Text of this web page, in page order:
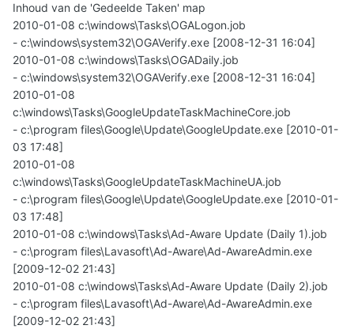
Inhoud van de 'Gedeelde Taken' map
2010-01-08 c:\windows\Tasks\OGALogon.job
- c:\windows\system32\OGAVerify.exe [2008-12-31 16:04]
2010-01-08 c:\windows\Tasks\OGADaily.job
- c:\windows\system32\OGAVerify.exe [2008-12-31 16:04]
2010-01-08
c:\windows\Tasks\GoogleUpdateTaskMachineCore.job
- c:\program files\Google\Update\GoogleUpdate.exe [2010-01-
03 17:48]
2010-01-08
c:\windows\Tasks\GoogleUpdateTaskMachineUA.job
- c:\program files\Google\Update\GoogleUpdate.exe [2010-01-
03 17:48]
2010-01-08 c:\windows\Tasks\Ad-Aware Update (Daily 1).job
- c:\program files\Lavasoft\Ad-Aware\Ad-AwareAdmin.exe
[2009-12-02 21:43]
2010-01-08 c:\windows\Tasks\Ad-Aware Update (Daily 2).job
- c:\program files\Lavasoft\Ad-Aware\Ad-AwareAdmin.exe
[2009-12-02 21:43]